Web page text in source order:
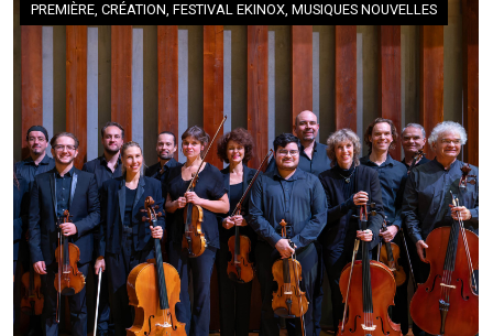
PREMIÈRE, CRÉATION, FESTIVAL EKINOX, MUSIQUES NOUVELLES